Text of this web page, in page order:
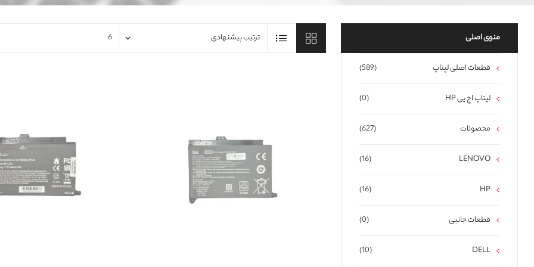
فلت لپتاپ
منوی اصلی
(589) قطعات اصلی لپتاپ
(0) لپتاپ اچ پی HP
(627) محصولات
(16) LENOVO
(16) HP
(0) قطعات جانبی
(10) DELL